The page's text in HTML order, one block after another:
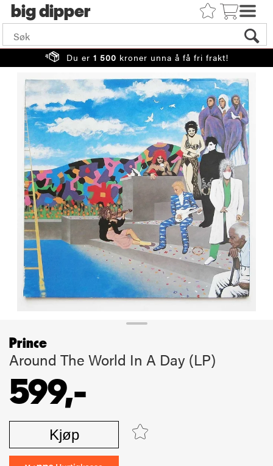
big
Du er 1 500 kroner unna å få fri frakt!
Prince
Around The World In A Day (LP)
599,-
Kjøp